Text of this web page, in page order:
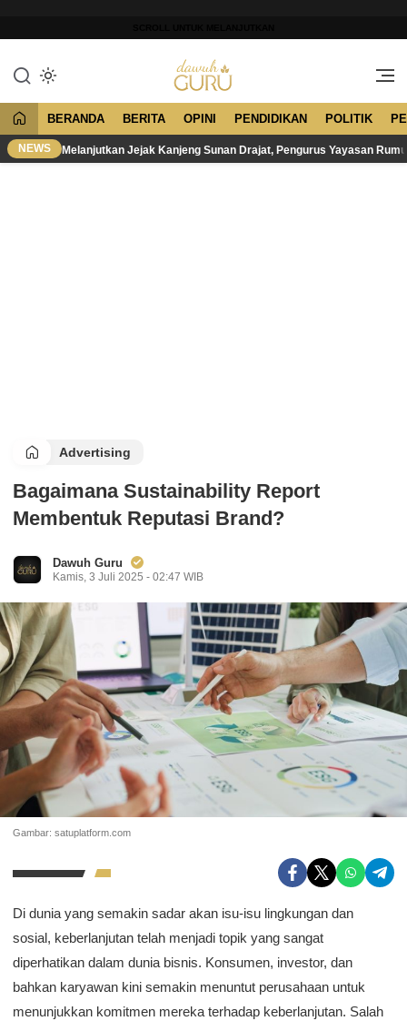
konten
Dawuh Guru
Merawat Tradisi, Membangun
BERANDA BERITA OPINI PENDIDIKAN POLITIK
NEWS Melanjutkan Jejak Kanjeng Sunan Drajat, Pengurus Yayasan
Advertising
Bagaimana Sustainability Report
Membentuk Reputasi Brand?
Dawuh Guru
Kamis, 3 Juli 2025 - 02:47 WIB
Gambar: satuplatform.com
Di dunia yang semakin sadar akan isu-isu lingkungan dan
sosial, keberlanjutan telah menjadi topik yang sangat
diperhatikan dalam dunia bisnis. Konsumen, investor, dan
bahkan karyawan kini semakin menuntut perusahaan untuk
menunjukkan komitmen mereka terhadap keberlanjutan. Salah